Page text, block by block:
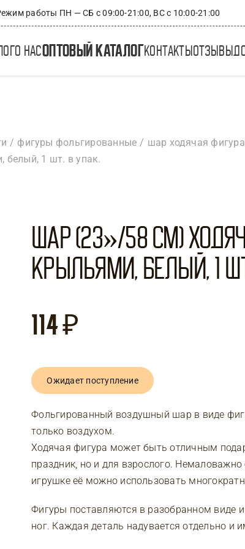
работы ПН — СБ с 09:00-21:00, ВС с 10:00-21:00
о насоптовый каталогконтакты отзывы
фигуры фольгированные
шар ходячая фигура
белый, 1 шт. в упак.
Шар (23»/58 см)
крыльями, Белый, 1
114₽
Ожидает поступление
Фольгированный воздушный шар в виде
только воздухом.
Ходячая фигура может быть отличным
праздник, но и для взрослого.
игрушке её можно использовать
Фигуры поставляются в разобранном виде
ног. Каждая деталь надувается отдельно и